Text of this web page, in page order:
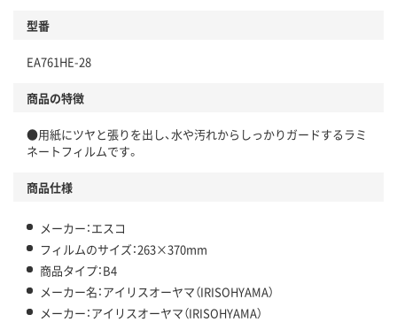
型番
EA761HE-28
商品の特徴
●用紙にツヤと張りを出し、水や汚れからしっかりガードするラミ
ネートフィルムです。
商品仕様
メーカー：エスコ
フィルムのサイズ：263×370mm
商品タイプ：B4
メーカー名：アイリスオーヤマ（IRISOHYAMA）
メーカー：アイリスオーヤマ（IRISOHYAMA）